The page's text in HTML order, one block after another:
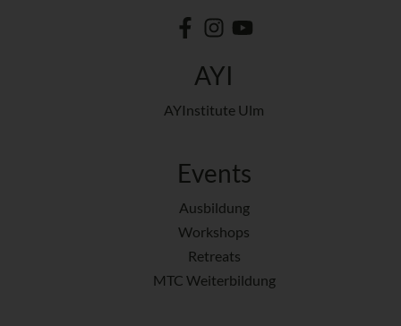
AYI
AYInstitute Ulm
Events
Ausbildung
Workshops
Retreats
MTC Weiterbildung